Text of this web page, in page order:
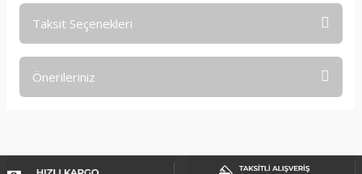
Taksit Seçenekleri
Önerileriniz
Görüş ve önerileriniz için teşekkür ederiz.